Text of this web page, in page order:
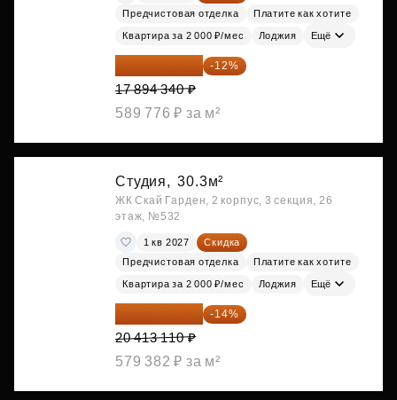
Предчистовая отделка
Платите как хотите
Квартира за 2 000 ₽/мес Лоджия Ещё
15 747 019 ₽ -12%
17 894 340 ₽
589 776 ₽ за м²
Студия, 30.3м²
ЖК Скай Гарден, 2 корпус, 3 секция, 26
этаж, №532
1 кв 2027
Скидка
Предчистовая отделка
Платите как хотите
Квартира за 2 000 ₽/мес Лоджия Ещё
17 555 275 ₽ -14%
20 413 110 ₽
579 382 ₽ за м²